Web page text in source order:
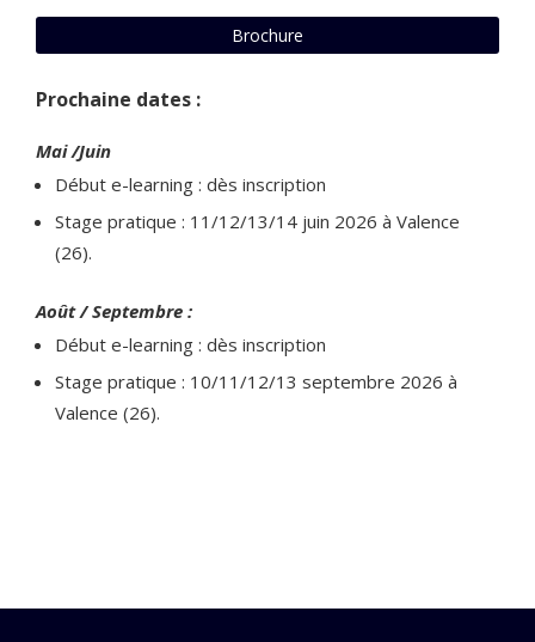
Brochure
Prochaine dates :
Mai /Juin
Début e-learning : dès inscription
Stage pratique : 11/12/13/14 juin 2026 à Valence
(26).
Août / Septembre :
Début e-learning : dès inscription
Stage pratique : 10/11/12/13 septembre 2026 à
Valence (26).